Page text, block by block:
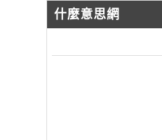
什麼意思網